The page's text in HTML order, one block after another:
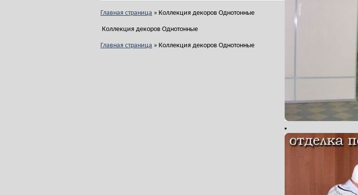
Главная страница » Коллекция декоров Однотонные
Коллекция декоров Однотонные
Главная страница » Коллекция декоров Однотонные